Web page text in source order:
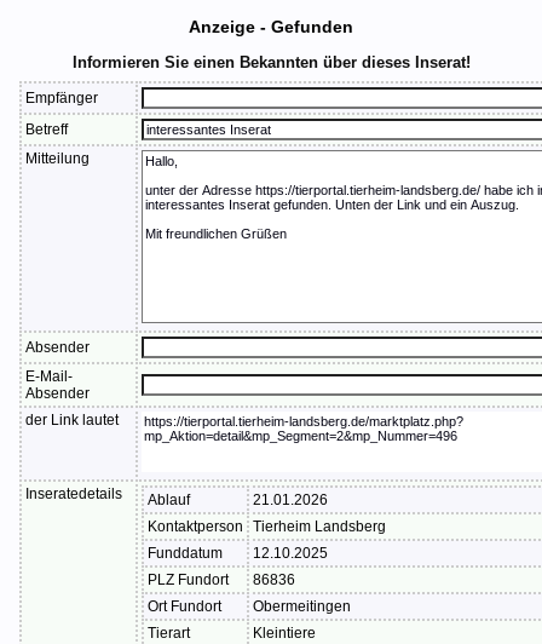
Anzeige - Gefunden
Informieren Sie einen Bekannten über dieses Inserat!
Empfänger
Betreff
Mitteilung
Absender
E-Mail-
Absender
der Link lautet
Inseratedetails Ablauf
21.01.2026
Kontaktperson
Tierheim Landsberg
Funddatum
12.10.2025
PLZ Fundort
86836
Ort Fundort
Obermeitingen
Tierart
Kleintiere